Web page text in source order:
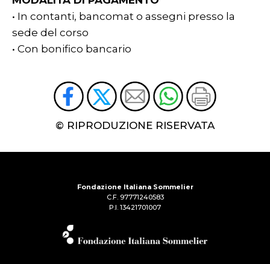
• In contanti, bancomat o assegni presso la
sede del corso
• Con bonifico bancario
© RIPRODUZIONE RISERVATA
Fondazione Italiana Sommelier
C.F. 97771240583
P.I. 13421701007